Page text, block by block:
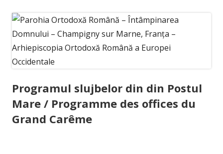
Programul slujbelor din din Postul
Mare / Programme des offices du
Grand Carême